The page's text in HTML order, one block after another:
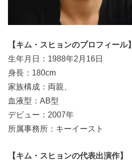
【キム・スヒョンのプロフィール】
生年月日：1988年2月16日
身長：180cm
家族構成：両親、
血液型：AB型
デビュー：2007年
所属事務所：キーイースト
【キム・スヒョンの代表出演作】